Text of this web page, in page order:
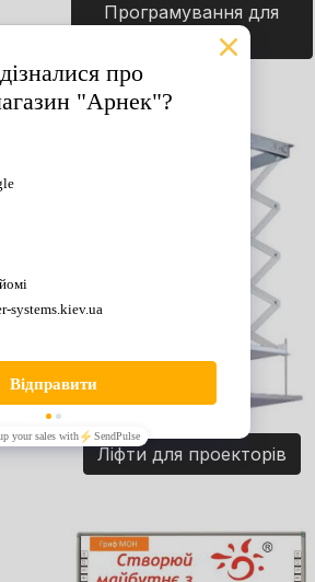
Програмування для
дітей. Ігри.
Ліфти для проекторів